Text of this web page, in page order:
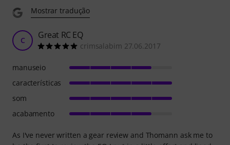
Mostrar tradução
C Great RC EQ
crimsalabim 27.06.2017
As I've never written a gear review and Thomann ask me to
manuseio
características
som
acabamento